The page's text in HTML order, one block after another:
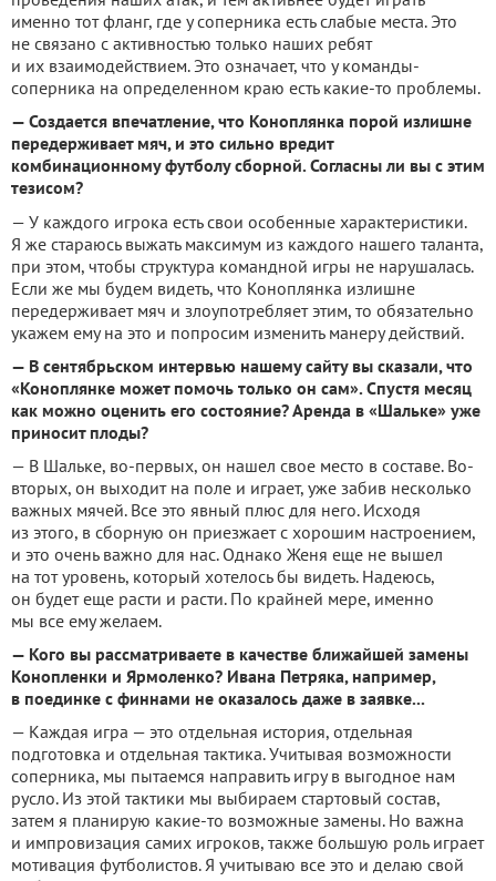
именно тот фланг, где у соперника есть слабые места. Это
не связано с активностью только наших ребят
и их взаимодействием. Это означает, что у команды-
соперника на определенном краю есть какие-то проблемы.
— Создается впечатление, что Коноплянка порой излишне
передерживает мяч, и это сильно вредит
комбинационному футболу сборной. Согласны ли вы с этим
тезисом?
— У каждого игрока есть свои особенные характеристики.
Я же стараюсь выжать максимум из каждого нашего таланта,
при этом, чтобы структура командной игры не нарушалась.
Если же мы будем видеть, что Коноплянка излишне
передерживает мяч и злоупотребляет этим, то обязательно
укажем ему на это и попросим изменить манеру действий.
— В сентябрьском интервью нашему сайту вы сказали, что
«Коноплянке может помочь только он сам». Спустя месяц
как можно оценить его состояние? Аренда в «Шальке» уже
приносит плоды?
— В Шальке, во-первых, он нашел свое место в составе. Во-
вторых, он выходит на поле и играет, уже забив несколько
важных мячей. Все это явный плюс для него. Исходя
из этого, в сборную он приезжает с хорошим настроением,
и это очень важно для нас. Однако Женя еще не вышел
на тот уровень, который хотелось бы видеть. Надеюсь,
он будет еще расти и расти. По крайней мере, именно
мы все ему желаем.
— Кого вы рассматриваете в качестве ближайшей замены
Конопленки и Ярмоленко? Ивана Петряка, например,
в поединке с финнами не оказалось даже в заявке...
— Каждая игра — это отдельная история, отдельная
подготовка и отдельная тактика. Учитывая возможности
соперника, мы пытаемся направить игру в выгодное нам
русло. Из этой тактики мы выбираем стартовый состав,
затем я планирую какие-то возможные замены. Но важна
и импровизация самих игроков, также большую роль играет
мотивация футболистов. Я учитываю все это и делаю свой